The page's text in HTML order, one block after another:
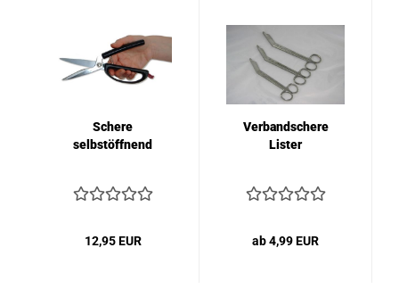
Schere
selbstöffnend
12,95 EUR
Verbandschere
Lister
ab 4,99 EUR